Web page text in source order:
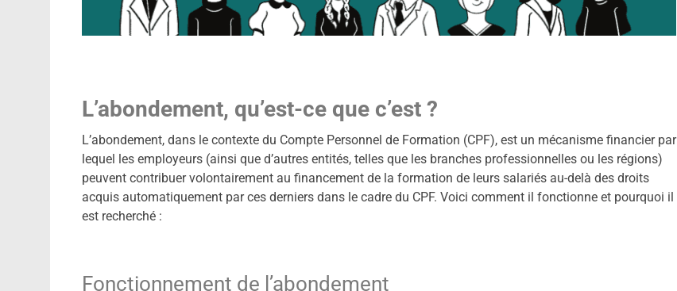
L’abondement, qu’est-ce que c’est ?
L’abondement, dans le contexte du Compte Personnel de Formation (CPF), est un mécanisme financier par
lequel les employeurs (ainsi que d’autres entités, telles que les branches professionnelles ou les régions)
peuvent contribuer volontairement au financement de la formation de leurs salariés au-delà des droits
acquis automatiquement par ces derniers dans le cadre du CPF. Voici comment il fonctionne et pourquoi il
est recherché :
Fonctionnement de l’abondement